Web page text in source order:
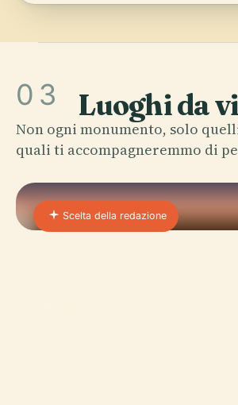
03 Luoghi da
Non ogni monumento, solo
quali ti accompagneremmo di
Scelta della redazione